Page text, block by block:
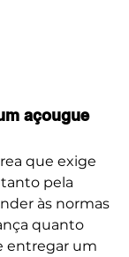
açougue
que exige
pela
às normas
quanto
entregar um